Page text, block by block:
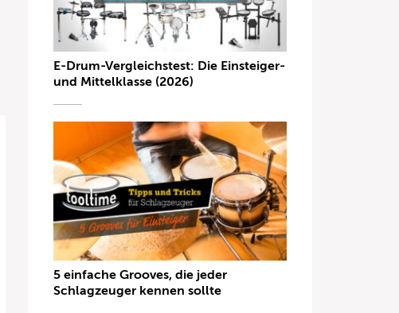
E-Drum-Vergleichstest: Die Einsteiger-
und Mittelklasse (2026)
5 einfache Grooves, die jeder
Schlagzeuger kennen sollte